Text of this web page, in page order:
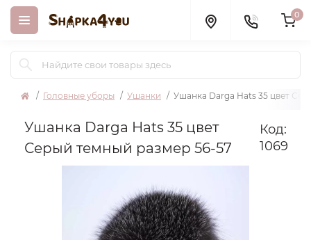
0
Головные уборы Ушанки Ушанка Darga Hats 35 цвет
Ушанка Darga Hats 35 цвет
Серый темный размер 56-57
Код:
1069